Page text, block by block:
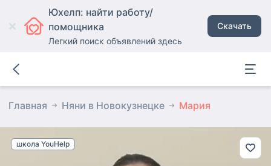
Юхелп: найти работу/
помощника
Легкий поиск объявлений здесь
Скачать
Главная Няни в Новокузнецке Мария
школа YouHelp